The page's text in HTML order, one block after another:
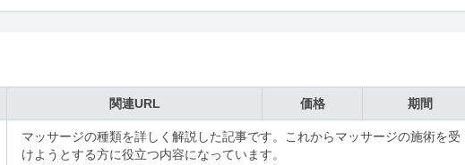
関連URL 価格 期間
マッサージの種類を詳しく解説した記事です。これからマッサージの施術を受
けようとする方に役立つ内容になっています。